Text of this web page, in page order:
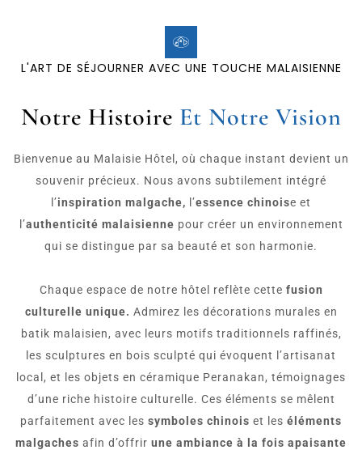
L'ART DE SÉJOURNER AVEC UNE TOUCHE MALAISIENNE
Notre Histoire Et Notre Vision
Bienvenue au Malaisie Hôtel, où chaque instant devient un
souvenir précieux. Nous avons subtilement intégré
l’inspiration malgache, l’essence chinoise et
l’authenticité malaisienne pour créer un environnement
qui se distingue par sa beauté et son harmonie.
Chaque espace de notre hôtel reflète cette fusion
culturelle unique. Admirez les décorations murales en
batik malaisien, avec leurs motifs traditionnels raffinés,
les sculptures en bois sculpté qui évoquent l’artisanat
local, et les objets en céramique Peranakan, témoignages
d’une riche histoire culturelle. Ces éléments se mêlent
parfaitement avec les symboles chinois et les éléments
malgaches afin d’offrir une ambiance à la fois apaisante